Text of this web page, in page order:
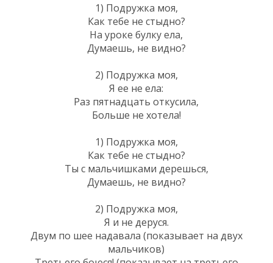
1) Подружка моя,
Как тебе не стыдно?
На уроке булку ела,
Думаешь, не видно?
2) Подружка моя,
Я ее не ела:
Раз пятнадцать откусила,
Больше не хотела!
1) Подружка моя,
Как тебе не стыдно?
Ты с мальчишками дерешься,
Думаешь, не видно?
2) Подружка моя,
Я и не деруся.
Двум по шее надавала (показывает на двух
мальчиков)